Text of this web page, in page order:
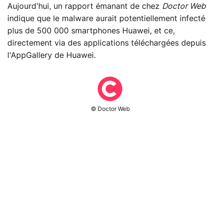
Aujourd'hui, un rapport émanant de chez Doctor Web
indique que le malware aurait potentiellement infecté
plus de 500 000 smartphones Huawei, et ce,
directement via des applications téléchargées depuis
l'AppGallery de Huawei.
© Doctor Web